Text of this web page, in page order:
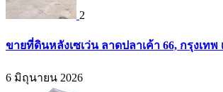
2
ขายที่ดินหลังเซเว่น ลาดปลาเค้า 66, กรุงเท
6 มิถุนายน 2026